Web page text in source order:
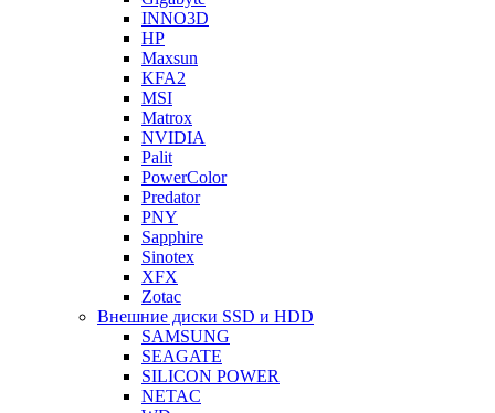
INNO3D
HP
Maxsun
KFA2
MSI
Matrox
NVIDIA
Palit
PowerColor
Predator
PNY
Sapphire
Sinotex
XFX
Zotac
Внешние диски SSD и HDD
SAMSUNG
SEAGATE
SILICON POWER
NETAC